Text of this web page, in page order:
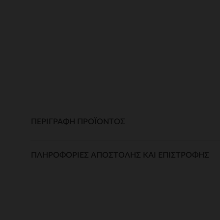
ΠΕΡΙΓΡΑΦΉ ΠΡΟΪΌΝΤΟΣ
ΠΛΗΡΟΦΟΡΊΕΣ ΑΠΟΣΤΟΛΉΣ ΚΑΙ ΕΠΙΣΤΡΟΦΉΣ